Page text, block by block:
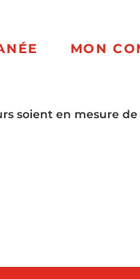
MON
soient en mesure